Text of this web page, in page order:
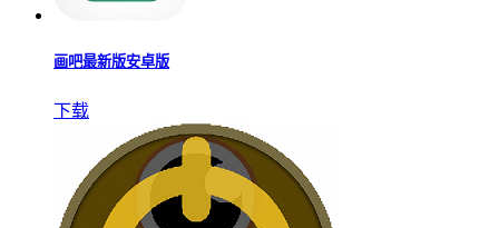
画吧最新版安卓版
下载